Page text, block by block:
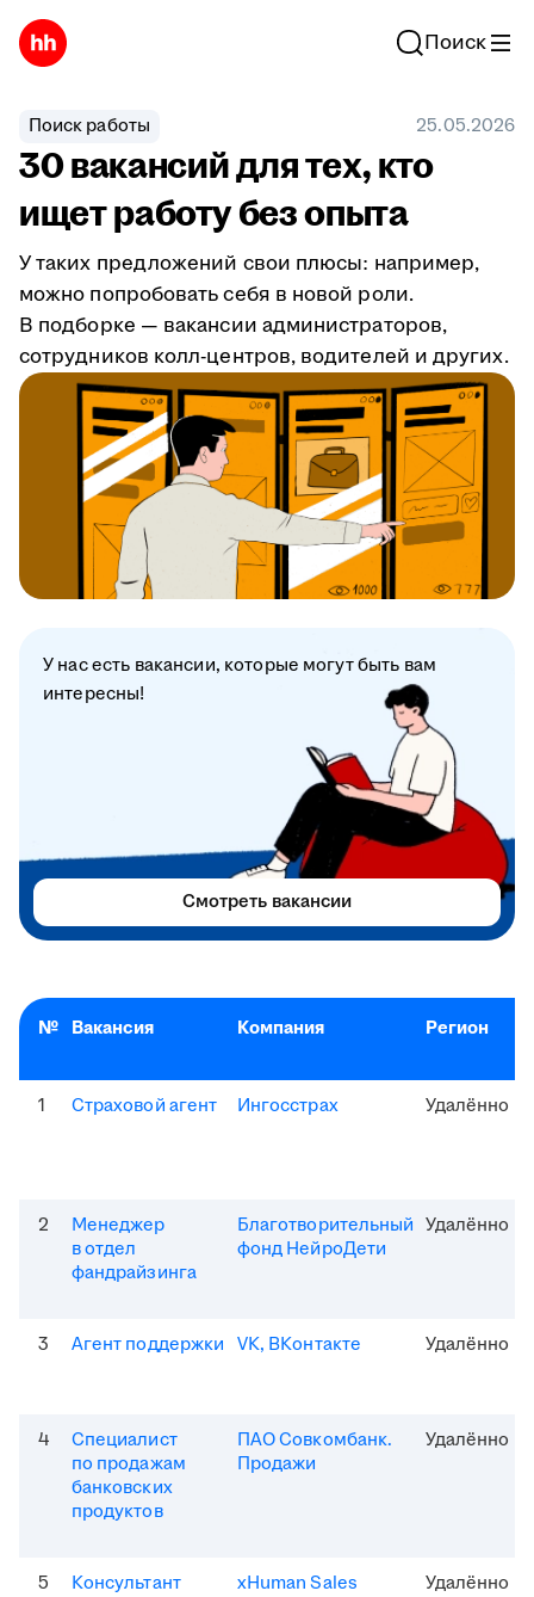
Поиск
Поиск работы 25.05.2026
30 вакансий для тех, кто
ищет работу без опыта
У таких предложений свои плюсы: например,
можно попробовать себя в новой роли.
В подборке — вакансии администраторов,
сотрудников колл-центров, водителей и других.
№ Вакансия Компания Регион
1 Страховой агент Ингосстрах Удалённо
2
Менеджер
в отдел
фандрайзинга
Благотворительный
фонд НейроДети
Удалённо
3 Агент поддержки VK, ВКонтакте Удалённо
4
Специалист
по продажам
банковских
продуктов
ПАО Совкомбанк.
Продажи
Удалённо
5
Консультант
xHuman Sales Удалённо
У нас есть вакансии, которые могут быть вам
интересны!
Смотреть вакансии